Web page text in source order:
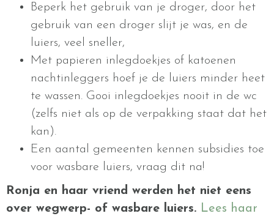
Beperk het gebruik van je droger, door het
gebruik van een droger slijt je was, en de
luiers, veel sneller,
Met papieren inlegdoekjes of katoenen
nachtinleggers hoef je de luiers minder heet
te wassen. Gooi inlegdoekjes nooit in de wc
(zelfs niet als op de verpakking staat dat het
kan).
Een aantal gemeenten kennen subsidies toe
voor wasbare luiers, vraag dit na!
Ronja en haar vriend werden het niet eens
over wegwerp- of wasbare luiers. Lees haar